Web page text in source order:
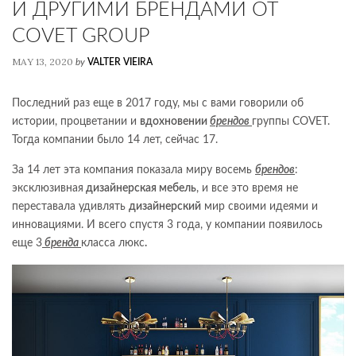
И ДРУГИМИ БРЕНДАМИ ОТ
COVET GROUP
MAY 13, 2020 by VALTER VIEIRA
Последний раз еще в 2017 году, мы с вами говорили об
истории, процветании и вдохновении брендов группы COVET.
Тогда компании было 14 лет, сейчас 17.
За 14 лет эта компания показала миру восемь брендов:
эксклюзивная дизайнерская мебель, и все это время не
переставала удивлять дизайнерский мир своими идеями и
инновациями. И всего спустя 3 года, у компании появилось
еще 3 бренда класса люкс.